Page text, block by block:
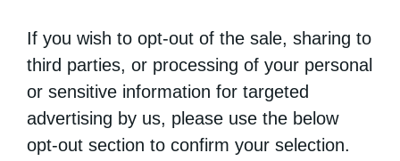
If you wish to opt-out of the sale, sharing to
third parties, or processing of your personal
or sensitive information for targeted
advertising by us, please use the below
opt-out section to confirm your selection.